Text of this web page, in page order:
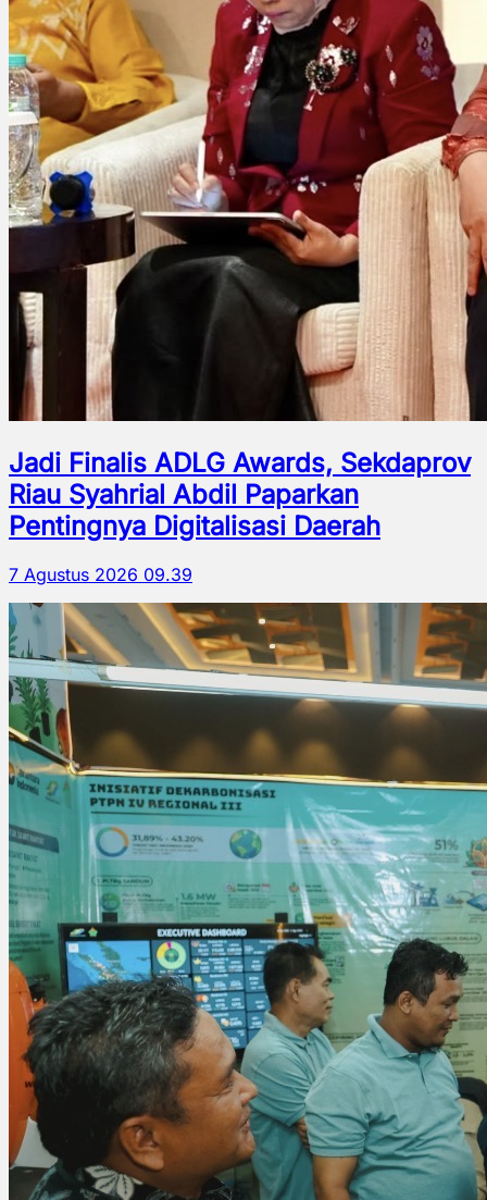
Jadi Finalis ADLG Awards, Sekdaprov
Riau Syahrial Abdil Paparkan
Pentingnya Digitalisasi Daerah
7 Agustus 2026 09.39